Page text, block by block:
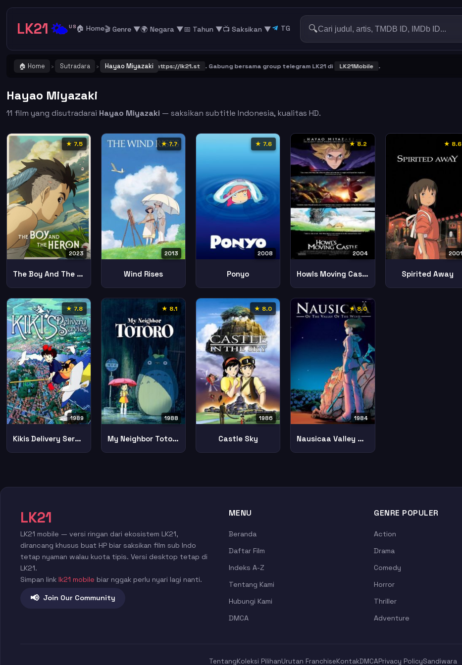
LK21🌤️US 🏠 Home🎬 Genre ▼🌍 Negara ▼📅 Tahun ▼📺 Saksikan ▼ TG 🔍
🏠 Home › Sutradara › Hayao Miyazaki
! Catat dan Bookmark alamat URL LK21 https://lk21.st . Gabung bersama group telegram LK21 di LK21Mobile .
Hayao Miyazaki
11 film yang disutradarai Hayao Miyazaki — saksikan subtitle Indonesia, kualitas HD.
★ 7.5
2023
The Boy And The Heron
★ 7.7
2013
Wind Rises
★ 7.6
2008
Ponyo
★ 8.2
2004
Howls Moving Castle
★ 8.6
2001
Spirited Away
★ 7.8
1989
Kikis Delivery Service
★ 8.1
1988
My Neighbor Totoro
★ 8.0
1986
Castle Sky
★ 8.0
1984
Nausicaa Valley Wind
LK21
LK21 mobile — versi ringan dari ekosistem LK21,
dirancang khusus buat HP biar saksikan film sub Indo
tetap nyaman walau kuota tipis. Versi desktop tetap di
LK21.
Simpan link lk21 mobile biar nggak perlu nyari lagi nanti.
📢 Join Our Community
MENU
Beranda
Daftar Film
Indeks A-Z
Tentang Kami
Hubungi Kami
DMCA
GENRE POPULER
Action
Drama
Comedy
Horror
Thriller
Adventure
TentangKoleksi PilihanUrutan FranchiseKontakDMCAPrivacy PolicySandiwara